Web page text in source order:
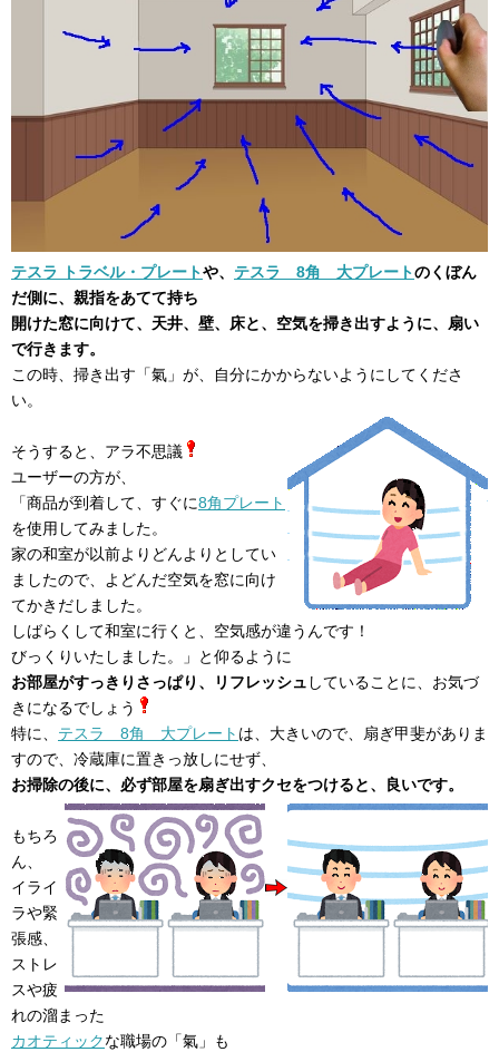
テスラ トラベル・プレートや、 テスラ 8角 大プレートのくぼん
だ側に、親指をあてて持ち
開けた窓に向けて、天井、壁、床と、空気を掃き出すように、扇い
で行きます。
この時、掃き出す「氣」が、自分にかからないようにしてくださ
い。
そうすると、アラ不思議
ユーザーの方が、
「商品が到着して、すぐに8角プレート
を使用してみました。
家の和室が以前よりどんよりとしてい
ましたので、よどんだ空気を窓に向け
てかきだしました。
しばらくして和室に行くと、空気感が違うんです！
びっくりいたしました。」と仰るように
お部屋がすっきりさっぱり、リフレッシュ していることに、お気づ
きになるでしょう
特に、 テスラ 8角 大プレート は、大きいので、扇ぎ甲斐がありま
すので、冷蔵庫に置きっ放しにせず、
お掃除の後に、必ず部屋を扇ぎ出すクセをつけると、良いです。
もちろ
ん、
イライ
ラや緊
張感、
ストレ
スや疲
れの溜まった
カオティックな職場の「氣」も